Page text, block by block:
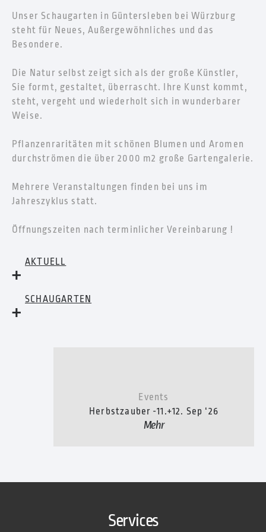
Unser Schaugarten in Güntersleben bei Würzburg
steht für Neues, Außergewöhnliches und das
Besondere.
Die Natur selbst zeigt sich als der große Künstler,
Sie formt, gestaltet, überrascht. Ihre Kunst kommt,
steht, vergeht und wiederholt sich in wunderbarer
Weise.
Pflanzenraritäten mit schönen Blumen und Aromen
durchströmen die über 2000 m2 große Gartengalerie.
Mehrere Veranstaltungen finden bei uns im
Jahreszyklus statt.
Öffnungszeiten nach terminlicher Vereinbarung !
AKTUELL
SCHAUGARTEN
Events
Herbstzauber -11.+12. Sep ‘26
Mehr
Services